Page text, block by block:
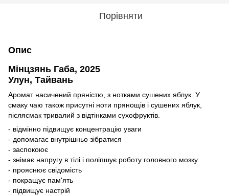
Порівняти
Опис
Мінцзянь Габа, 2025
Улун, Тайвань
Аромат насичений пряністю, з нотками сушених яблук. У
смаку чаю також присутні ноти прянощів і сушених яблук,
післясмак тривалий з відтінками сухофруктів.
- відмінно підвищує концентрацію уваги
- допомагає внутрішньо зібратися
- заспокоює
- знімає напругу в тілі і поліпшує роботу головного мозку
- прояснює свідомість
- покращує пам'ять
- підвищує настрій